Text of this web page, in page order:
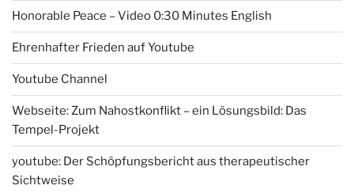
Honorable Peace – Video 0:30 Minutes English
Ehrenhafter Frieden auf Youtube
Youtube Channel
Webseite: Zum Nahostkonflikt – ein Lösungsbild: Das
Tempel-Projekt
youtube: Der Schöpfungsbericht aus therapeutischer
Sichtweise